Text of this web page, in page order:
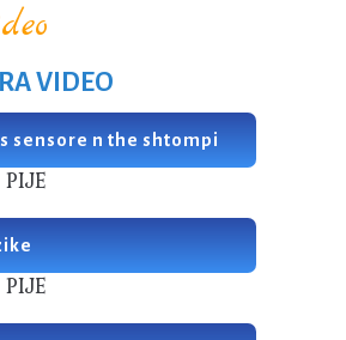
VIDEO
sensore n the shtompi